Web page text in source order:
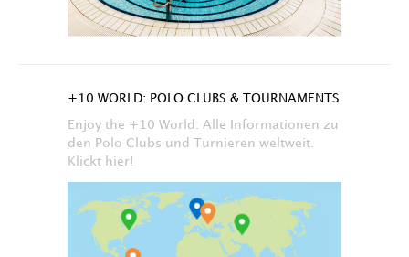
+10 WORLD: POLO CLUBS & TOURNAMENTS
Enjoy the +10 World. Alle Informationen zu
den Polo Clubs und Turnieren weltweit.
Klickt hier!